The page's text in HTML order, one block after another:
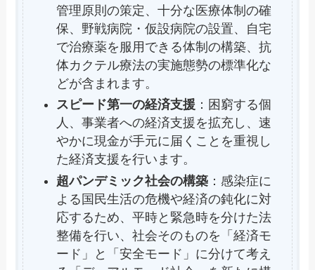
管理原則の策定、十分な医療体制の確
保、野戦病院・仮設病院の設置、自宅
で治療薬を服用できる体制の構築、抗
体カクテル療法の実施態勢の標準化な
どが含まれます。
スピード第一の経済支援 ：困窮する個
人、事業者への経済支援を拡充し、速
やかに現金が手元に届くことを重視し
た経済支援を行います。
超パンデミック社会の構築 ：感染症に
よる国民生活の危機や経済の鈍化に対
応するため、平時と緊急時を分けた法
整備を行い、社会そのものを「経済モ
ード」と「安全モード」に分けて考え